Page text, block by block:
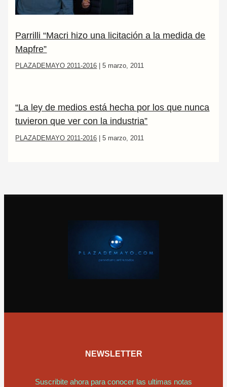
Parrilli “Macri hizo una licitación a la medida de
Mapfre”
PLAZADEMAYO 2011-2016 |5 marzo, 2011
“La ley de medios está hecha por los que nunca
tuvieron que ver con la industria”
PLAZADEMAYO 2011-2016 |5 marzo, 2011
NEWSLETTER
Suscribite ahora para conocer las ultimas notas